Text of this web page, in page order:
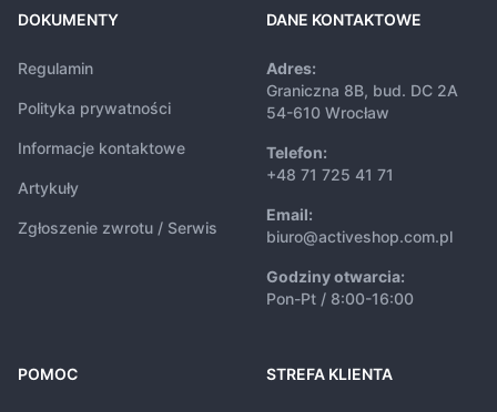
DOKUMENTY
Regulamin
Polityka prywatności
Informacje kontaktowe
Artykuły
Zgłoszenie zwrotu / Serwis
DANE KONTAKTOWE
Adres:
Graniczna 8B, bud. DC 2A
54-610 Wrocław
Telefon:
+48 71 725 41 71
Email:
biuro@activeshop.com.pl
Godziny otwarcia:
Pon-Pt / 8:00-16:00
POMOC STREFA KLIENTA